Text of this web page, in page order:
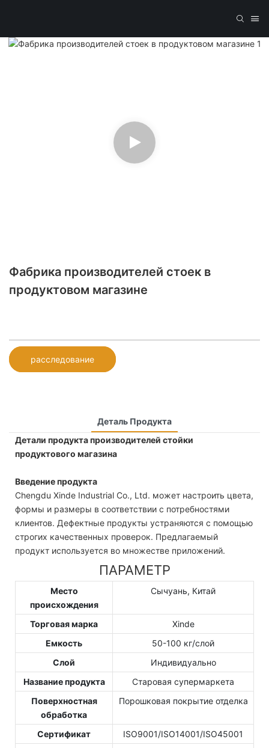
Фабрика производителей стоек в
продуктовом магазине
расследование
Деталь Продукта
Детали продукта производителей стойки
продуктового магазина
Введение продукта
Chengdu Xinde Industrial Co., Ltd. может настроить цвета,
формы и размеры в соответствии с потребностями
клиентов. Дефектные продукты устраняются с помощью
строгих качественных проверок. Предлагаемый
продукт используется во множестве приложений.
ПАРАМЕТР
Место
происхождения
Сычуань, Китай
Торговая марка
Xinde
Емкость
50-100 кг/слой
Слой
Индивидуально
Название продукта
Старовая супермаркета
Поверхностная
обработка
Порошковая покрытие отделка
Сертификат
ISO9001/ISO14001/ISO45001